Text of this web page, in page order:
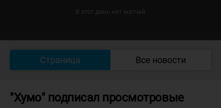
В этот день нет матчей
Страница Все новости
"Хумо" подписал просмотровые